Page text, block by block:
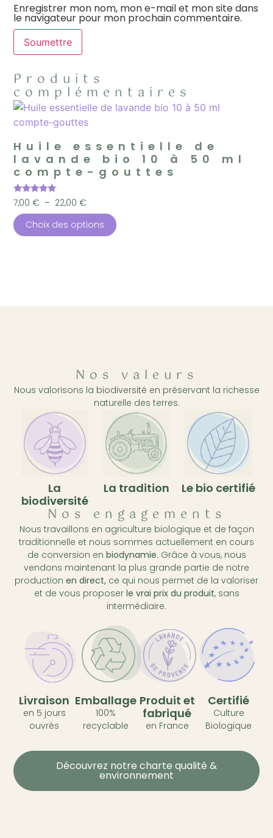
Enregistrer mon nom, mon e-mail et mon site dans
le navigateur pour mon prochain commentaire.
Produits
complémentaires
Huile essentielle de
lavande bio 10 à 50 ml
compte-gouttes
Note
4.90
sur 5
7,00€ – 22,00€
Choix des options
Nos valeurs
Nous valorisons la biodiversité en préservant la richesse
naturelle des terres.
La
biodiversité
La tradition Le bio certifié
Nos engagements
Nous travaillons en agriculture biologique et de façon
traditionnelle et nous sommes actuellement en cours
de conversion en biodynamie. Grâce à vous, nous
vendons maintenant la plus grande partie de notre
production en direct, ce qui nous permet de la valoriser
et de vous proposer le vrai prix du produit, sans
intermédiaire.
Livraison
en 5 jours
ouvrés
Emballage
100%
recyclable
Produit et
fabriqué
en France
Certifié
Culture
Biologique
Découvrez notre charte qualité &
environnement